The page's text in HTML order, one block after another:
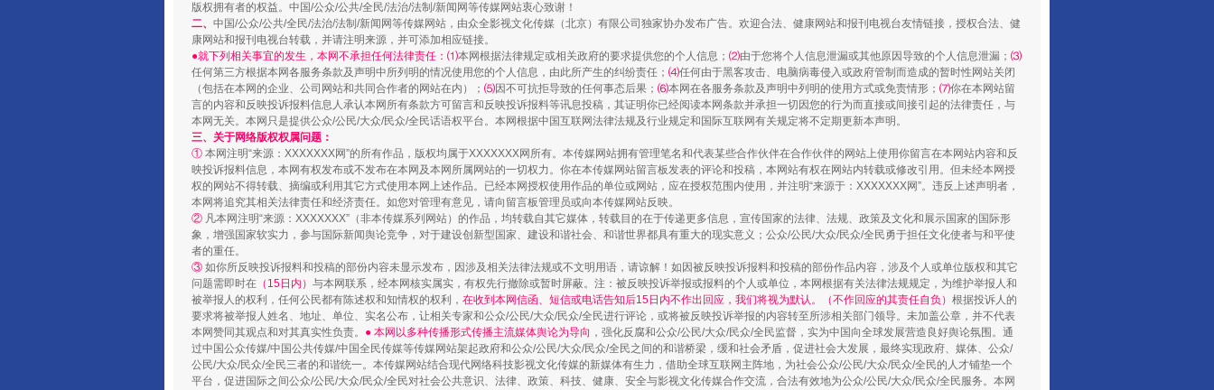
阿坝州三大球赛在茂县开幕 规模最大的光氢储一体化项目 走走走！国家喊你健身啦
国家大学科技园优化重塑工作 镜头丨大暑三秋近 山西：不断增强治理腐败综合效能
版权拥有者的权益。中国/公众/公共/全民/法治/法制/新闻网等传媒网站衷心致谢！
二、 中国/公众/公共/全民/法治/法制/新闻网等传媒网站，由众全影视文化传媒（北京）有限公司独家协办发布广告。欢迎合法、健康网站和报刊电视台友情链接，授权合法、健
康网站和报刊电视台转载，并请注明来源，并可添加相应链接。
●就下列相关事宜的发生，本网不承担任何法律责任：⑴本网根据法律规定或相关政府的要求提供您的个人信息； ⑵由于您将个人信息泄漏或其他原因导致的个人信息泄漏； ⑶
任何第三方根据本网各服务条款及声明中所列明的情况使用您的个人信息，由此所产生的纠纷责任； ⑷任何由于黑客攻击、电脑病毒侵入或政府管制而造成的暂时性网站关闭
（包括在本网的企业、公司网站和共同合作者的网站在内）； ⑸因不可抗拒导致的任何事态后果； ⑹本网在各服务条款及声明中列明的使用方式或免责情形； ⑺你在本网站留
言的内容和反映投诉报料信息人承认本网所有条款方可留言和反映投诉报料等讯息投稿，其证明你已经阅读本网条款并承担一切因您的行为而直接或间接引起的法律责任，与
本网无关。本网只是提供公众/公民/大众/民众/全民话语权平台。本网根据中国互联网法律法规及行业规定和国际互联网有关规定将不定期更新本声明。
三、关于网络版权权属问题：
① 本网注明“来源：XXXXXXX网”的所有作品，版权均属于XXXXXXX网所有。本传媒网站拥有管理笔名和代表某些合作伙伴在合作伙伴的网站上使用你留言在本网站内容和反
映投诉报料信息，本网有权发布或不发布在本网及本网所属网站的一切权力。你在本传媒网站留言板发表的评论和投稿，本网站有权在网站内转载或修改引用。但未经本网授
权的网站不得转载、摘编或利用其它方式使用本网上述作品。已经本网授权使用作品的单位或网站，应在授权范围内使用，并注明“来源于：XXXXXXX网”。违反上述声明者，
本网将追究其相关法律责任和经济责任。如您对管理有意见，请向留言板管理员或向本传媒网站反映。
② 凡本网注明“来源：XXXXXXX”（非本传媒系列网站）的作品，均转载自其它媒体，转载目的在于传递更多信息，宣传国家的法律、法规、政策及文化和展示国家的国际形
象，增强国家软实力，参与国际新闻舆论竞争，对于建设创新型国家、建设和谐社会、和谐世界都具有重大的现实意义；公众/公民/大众/民众/全民勇于担任文化使者与和平使
者的重任。
③ 如你所反映投诉报料和投稿的部份内容未显示发布，因涉及相关法律法规或不文明用语，请谅解！如因被反映投诉报料和投稿的部份作品内容，涉及个人或单位版权和其它
问题需即时在 （15日内） 与本网联系，经本网核实属实，有权先行撤除或暂时屏蔽。注：被反映投诉举报或报料的个人或单位，本网根据有关法律法规规定，为维护举报人和
被举报人的权利，任何公民都有陈述权和知情权的权利， 在收到本网信函、短信或电话告知后15日内不作出回应，我们将视为默认。（不作回应的其责任自负） 根据投诉人的
要求将被举报人姓名、地址、单位、实名公布，让相关专家和公众/公民/大众/民众/全民进行评论，或将被反映投诉举报的内容转至所涉相关部门领导。未加盖公章，并不代表
本网赞同其观点和对其真实性负责。 ● 本网以多种传播形式传播主流媒体舆论为导向 ，强化反腐和公众/公民/大众/民众/全民监督，实为中国向全球发展营造良好舆论氛围。通
过中国公众传媒/中国公共传媒/中国全民传媒等传媒网站架起政府和公众/公民/大众/民众/全民之间的和谐桥梁，缓和社会矛盾，促进社会大发展，最终实现政府、媒体、公众/
公民/大众/民众/全民三者的和谐统一。本传媒网站结合现代网络科技影视文化传媒的新媒体有生力，借助全球互联网主阵地，为社会公众/公民/大众/民众/全民的人才铺垫一个
平台，促进国际之间公众/公民/大众/民众/全民对社会公共意识、法律、政策、科技、健康、安全与影视文化传媒合作交流，合法有效地为公众/公民/大众/民众/全民服务。本网